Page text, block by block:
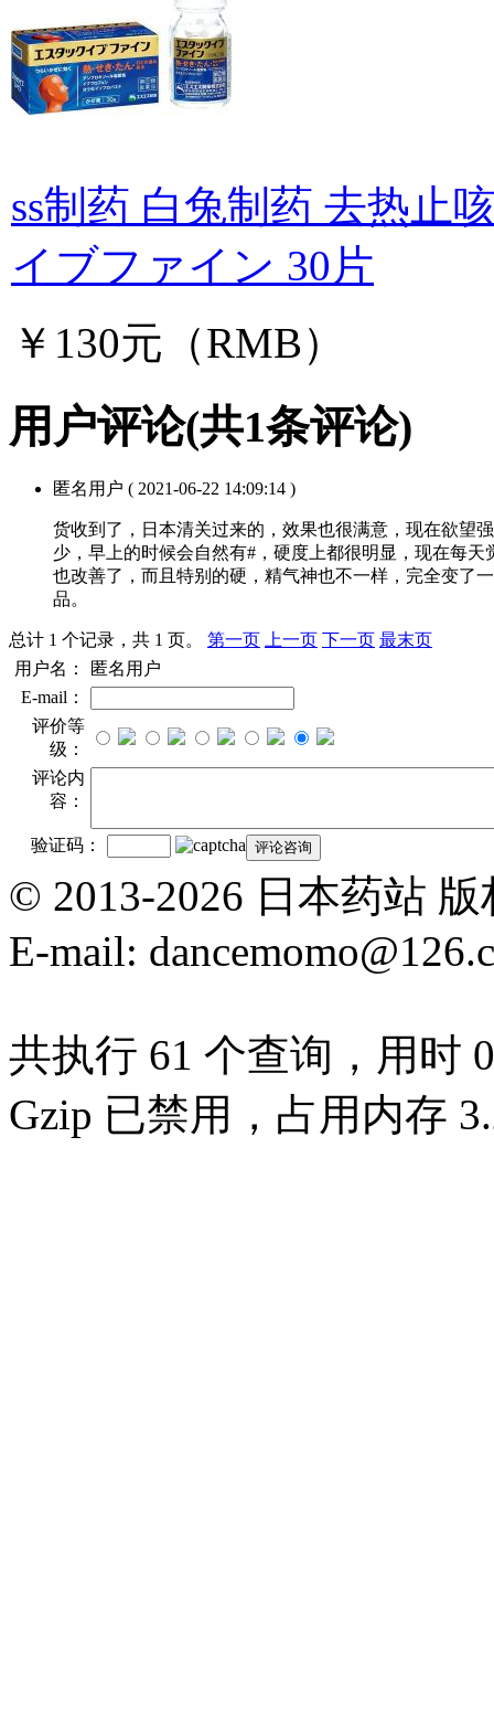
ss制药 白兔制药 去热止
イブファイン 30片
￥130元（RMB）
用户评论(共1条评论)
匿名用户 ( 2021-06-22 14:09:14 )
货收到了，日本清关过来的，效果也很满意，现在欲望
少，早上的时候会自然有#，硬度上都很明显，现在每
也改善了，而且特别的硬，精气神也不一样，完全变了
品。
总计 1 个记录，共 1 页。 第一页 上一页 下一页 最末页
用户名：
匿名用户
E-mail：
评价等
级：
评论内
容：
验证码：
© 2013-2026 日本药站
E-mail:
共执行 61 个查询，用时
Gzip 已禁用，占用内存